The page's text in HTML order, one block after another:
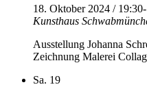
18. Oktober 2024 / 19:30-
Kunsthaus
Ausstellung Johanna
Zeichnung Malerei
Sa. 19